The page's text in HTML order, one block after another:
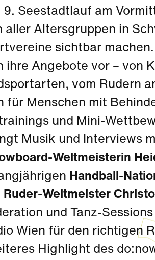
Seestadtlauf am
aller Altersgruppen in
sichtbar
ihre Angebote vor – von
vom Rudern
für Menschen mit
und Mini-
Musik und Interviews
Weltmeisterin
Handball-
Ruder-Weltmeister
und Tanz-
Wien für den richtigen
Highlight des